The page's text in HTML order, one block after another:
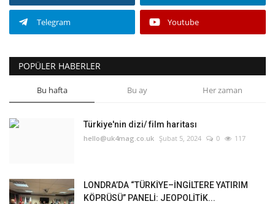
Telegram Youtube
POPÜLER HABERLER
Bu hafta Bu ay Her zaman
Türkiye'nin dizi/ film haritası
hello@uk4mag.co.uk Şubat 5, 2024 0 117
LONDRA’DA “TÜRKİYE–İNGİLTERE YATIRIM
KÖPRÜSÜ” PANELİ: JEOPOLİTİK...